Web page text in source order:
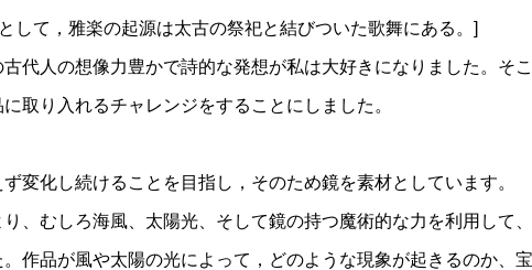
して，雅楽の起源は太古の祭祀と結びついた歌舞にある。]
代人の想像力豊かで詩的な発想が私は大好きになりました。そ
取り入れるチャレンジをすることにしました。
変化し続けることを目指し，そのため鏡を素材としています。
、むしろ海風、太陽光、そして鏡の持つ魔術的な力を利用して
作品が風や太陽の光によって，どのような現象が起きるのか、